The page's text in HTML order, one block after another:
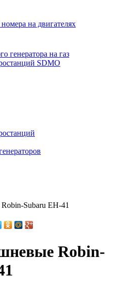
на двигателях
генератора на газ
SDMO
Subaru EH-41
Robin-